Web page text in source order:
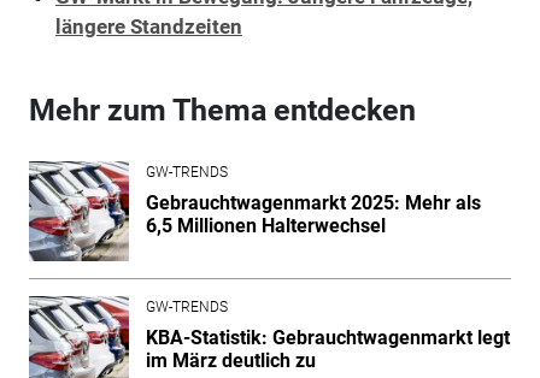
längere Standzeiten
Mehr zum Thema entdecken
GW-TRENDS
Gebrauchtwagenmarkt 2025: Mehr als
6,5 Millionen Halterwechsel
GW-TRENDS
KBA-Statistik: Gebrauchtwagenmarkt legt
im März deutlich zu